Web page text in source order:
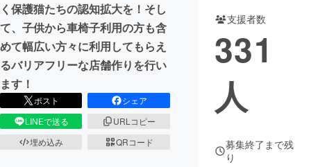
く保護猫たちの認知拡大を！そし
て、子供から車椅子利用の方も含
めて幅広い方々に利用してもらえ
るバリアフリーな店舗作りを行い
ます！
ポスト
シェア
LINEで送る
URLコピー
埋め込み
QRコード
支援者数
331
人
募集終了まで残
り